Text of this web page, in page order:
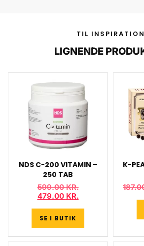
TIL INSPIRATION
LIGNENDE
NDS C-200 VITAMIN –
250 TAB
599.00KR.
479.00 KR.
SE I BUTIK
K-